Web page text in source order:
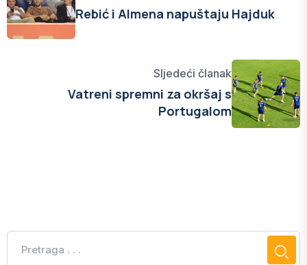
Rebić i Almena napuštaju Hajduk
Sljedeći članak
Vatreni spremni za okršaj s
Portugalom